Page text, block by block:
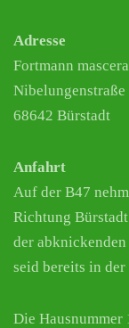
Adresse
Fortmann
Nibelungenstraße
68642 Bürstadt
Anfahrt
Auf der B47
Richtung
der
seid bereits in
Die